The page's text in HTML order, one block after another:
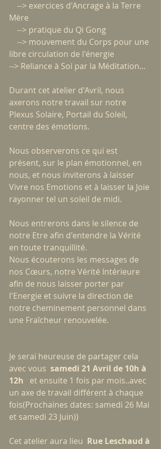
Mère
    --> pratique du Qi Gong
libre circulation de l'énergie
--> Reliance à Soi par la Méditation...
Durant cet atelier d'Avril, nous
axerons notre travail sur notre
Plexus Solaire, Portail du Soleil,
centre des émotions.
Nous observerons ce qui est
présent, sur le plan émotionnel, en
nous, et nous inviterons à laisser
Vivre nos Emotions et à laisser la Joie
rayonner tel un soleil de midi.
Nous entrerons dans le silence de
notre Etre afin d'entendre la Vérité
en toute tranquillité.
Nous écouterons les messages de
nos Cœurs, notre Vérité Intérieure
afin de nous laisser porter par
l'Energie et suivre la direction de
notre cheminement personnel dans
une Fraîcheur renouvelée.
Je serai heureuse de partager cela
avec vous samedi 21 Avril de 10h à
12h et ensuite 1 fois par mois..avec
un axe de travail différent à chaque
fois(Prochaines dates: samedi 26 Mai
et samedi 23 Juin))
Cet atelier aura lieu Rue Leschaud à